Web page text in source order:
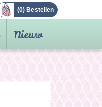
(0) Bestellen
Nieuw